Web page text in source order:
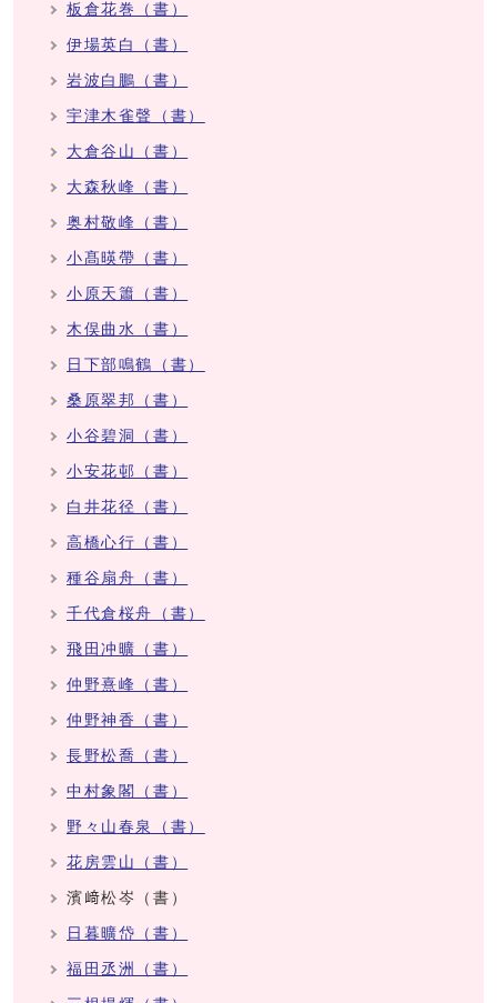
板倉花巻（書）
伊場英白（書）
岩波白鵬（書）
宇津木雀聲（書）
大倉谷山（書）
大森秋峰（書）
奥村敬峰（書）
小髙暎帶（書）
小原天簫（書）
木俣曲水（書）
日下部鳴鶴（書）
桑原翠邦（書）
小谷碧洞（書）
小安花邨（書）
白井花径（書）
高橋心行（書）
種谷扇舟（書）
千代倉桜舟（書）
飛田冲曠（書）
仲野熹峰（書）
仲野神香（書）
長野松喬（書）
中村象閣（書）
野々山春泉（書）
花房雲山（書）
濱﨑松岑（書）
日暮曠岱（書）
福田丞洲（書）